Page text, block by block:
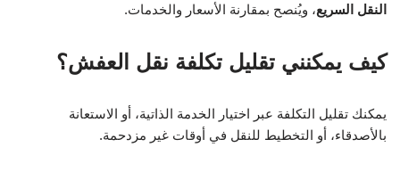
النقل السريع، ويُنصح بمقارنة الأسعار والخدمات.
كيف يمكنني تقليل تكلفة نقل العفش؟
يمكنك تقليل التكلفة عبر اختيار الخدمة الذاتية، أو الاستعانة
بالأصدقاء، أو التخطيط للنقل في أوقات غير مزدحمة.